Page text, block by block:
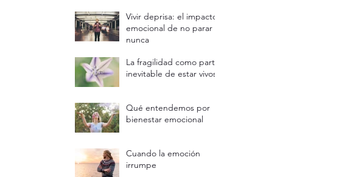
Vivir deprisa: el impacto
emocional de no parar
nunca
La fragilidad como parte
inevitable de estar vivos
Qué entendemos por
bienestar emocional
Cuando la emoción
irrumpe